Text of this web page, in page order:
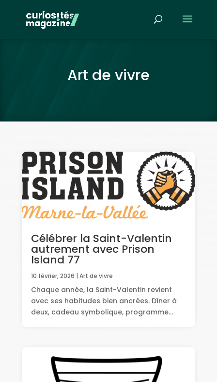
Art de vivre
Célébrer la Saint-Valentin
autrement avec Prison
Island 77
10 février, 2026 | Art de vivre
Chaque année, la Saint-Valentin revient
avec ses habitudes bien ancrées. Dîner à
deux, cadeau symbolique, programme...